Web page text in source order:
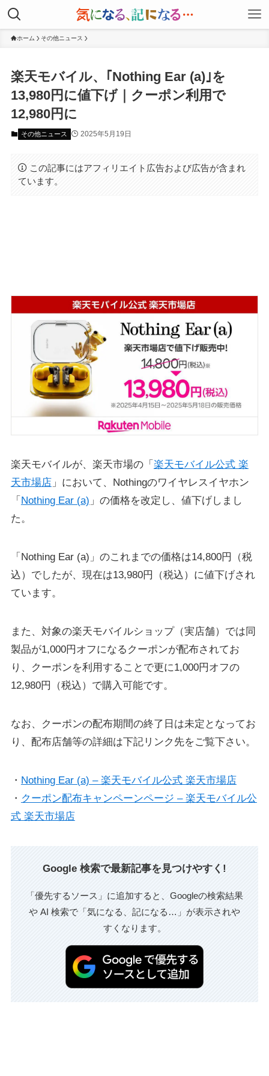
ホーム その他ニュース
楽天モバイル、｢Nothing Ear (a)｣を
13,980円に値下げ｜クーポン利用で
12,980円に
その他ニュース 2025年5月19日
この記事にはアフィリエイト広告および広告が含まれ
ています。
楽天モバイルが、楽天市場の「 楽天モバイル公式 楽
天市場店 」において、Nothingのワイヤレスイヤホン
「 Nothing Ear (a) 」の価格を改定し、値下げしまし
た。
「Nothing Ear (a)」のこれまでの価格は14,800円（税
込）でしたが、現在は13,980円（税込）に値下げされ
ています。
また、対象の楽天モバイルショップ（実店舗）では同
製品が1,000円オフになるクーポンが配布されてお
り、クーポンを利用することで更に1,000円オフの
12,980円（税込）で購入可能です。
なお、クーポンの配布期間の終了日は未定となってお
り、配布店舗等の詳細は下記リンク先をご覧下さい。
・ Nothing Ear (a) – 楽天モバイル公式 楽天市場店
・ クーポン配布キャンペーンページ – 楽天モバイル公
式 楽天市場店
Google 検索で最新記事を見つけやすく!
「優先するソース」に追加すると、Googleの検索結果
や AI 検索で「気になる、記になる…」が表示されや
すくなります。